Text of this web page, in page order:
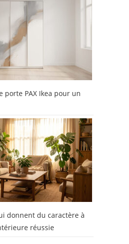
porte PAX Ikea pour un
donnent du caractère à
réussie